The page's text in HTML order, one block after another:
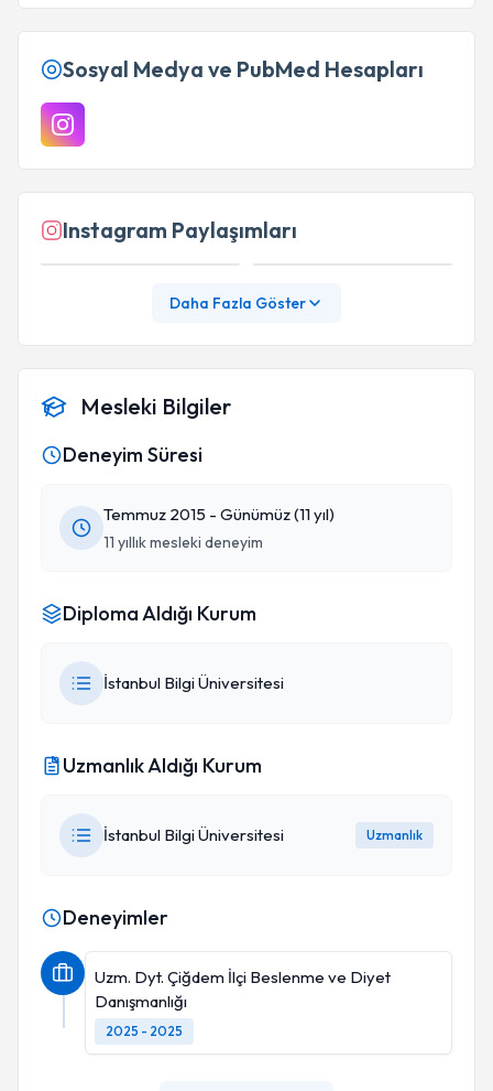
Sosyal Medya ve PubMed Hesapları
Instagram Paylaşımları
Daha Fazla Göster
Mesleki Bilgiler
Deneyim Süresi
Temmuz 2015 - Günümüz (11 yıl)
11 yıllık mesleki deneyim
Diploma Aldığı Kurum
İstanbul Bilgi Üniversitesi
Uzmanlık Aldığı Kurum
İstanbul Bilgi Üniversitesi Uzmanlık
Deneyimler
Uzm. Dyt. Çiğdem İlçi Beslenme ve Diyet
Danışmanlığı
2025 - 2025